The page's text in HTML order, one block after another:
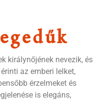
királynőjének nevezik, és
az emberi lelket,
érzelmeket és
is elegáns,